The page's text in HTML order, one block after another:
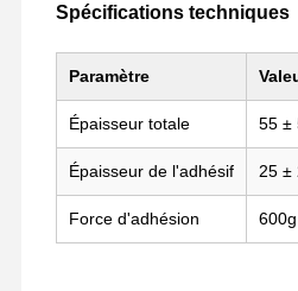
Aperçu
Spécifications techniques
Paramètre
Épaisseur totale 55 ±
Épaisseur de l'adhésif 25 ±
Force d'adhésion